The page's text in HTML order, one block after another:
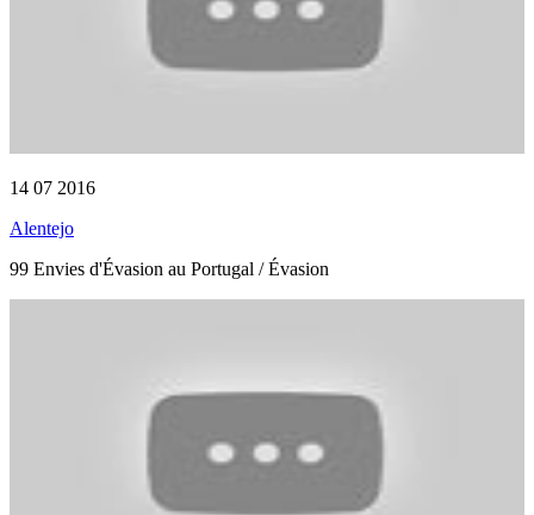
14 07 2016
Alentejo
99 Envies d'Évasion au Portugal / Évasion